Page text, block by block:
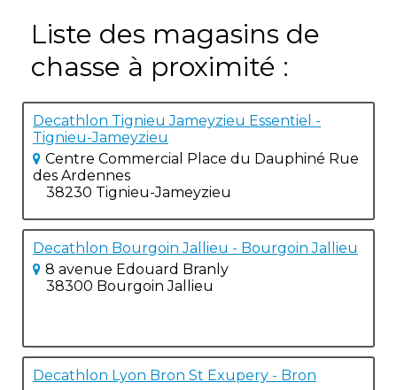
Liste des magasins de
chasse à proximité :
Decathlon Tignieu Jameyzieu Essentiel -
Tignieu-Jameyzieu
Centre Commercial Place du Dauphiné Rue
des Ardennes
38230 Tignieu-Jameyzieu
Decathlon Bourgoin Jallieu - Bourgoin Jallieu
8 avenue Edouard Branly
38300 Bourgoin Jallieu
Decathlon Lyon Bron St Exupery - Bron